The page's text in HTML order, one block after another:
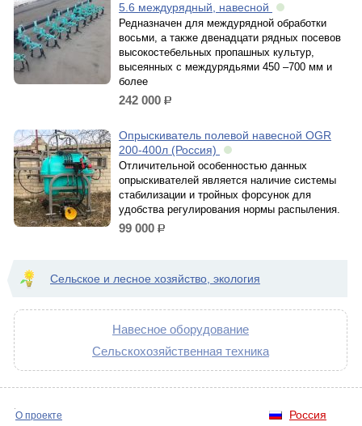
5.6 междурядный, навесной
Редназначен для междурядной обработки
восьми, а также двенадцати рядных посевов
высокостебельных пропашных культур,
высеянных с междурядьями 450 –700 мм и
более
242 000 р.
Опрыскиватель полевой навесной OGR
200-400л (Россия)
Отличительной особенностью данных
опрыскивателей является наличие системы
стабилизации и тройных форсунок для
удобства регулирования нормы распыления.
99 000 р.
Сельское и лесное хозяйство, экология
Навесное оборудование
Сельскохозяйственная техника
Россия
О проекте